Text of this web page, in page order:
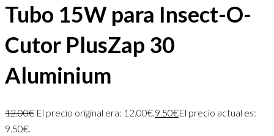
Tubo 15W para Insect-O-
Cutor PlusZap 30
Aluminium
12.00€ El precio original era: 12.00€.9.50€El precio actual es:
9.50€.